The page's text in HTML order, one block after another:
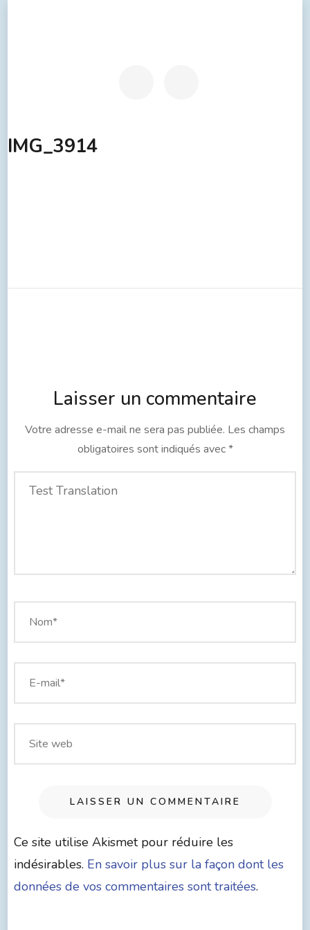
IMG_3914
Laisser un commentaire
Votre adresse e-mail ne sera pas publiée. Les champs
obligatoires sont indiqués avec*
Ce site utilise Akismet pour réduire les
indésirables. En savoir plus sur la façon dont les
données de vos commentaires sont traitées.